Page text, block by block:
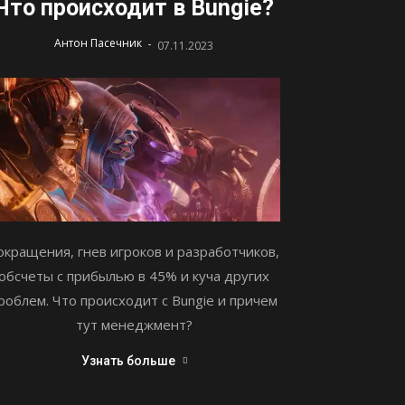
происходит в Bungie?
Антон Пасечник - 07.11.2023
гнев игроков и разработчиков,
с прибылью в 45% и куча других
Что происходит с Bungie и причем
тут менеджмент?
Узнать больше